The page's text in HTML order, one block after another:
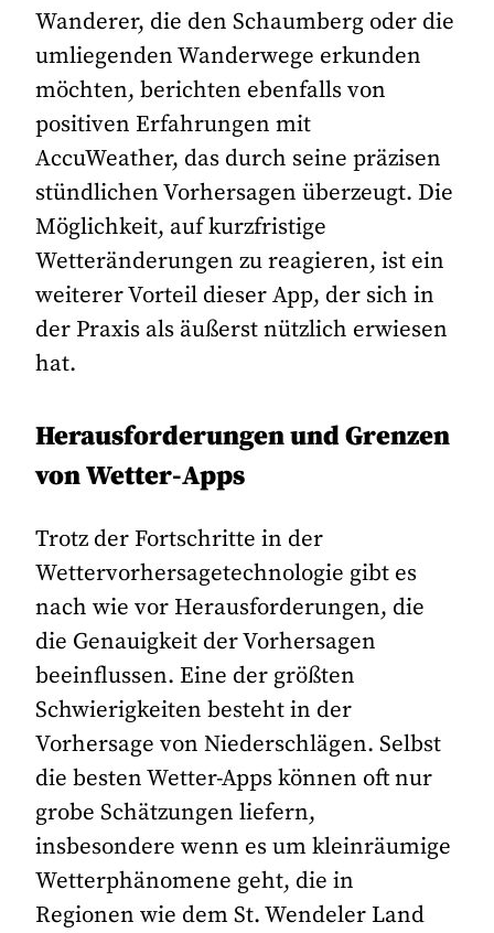
Wanderer, die den Schaumberg oder die
umliegenden Wanderwege erkunden
möchten, berichten ebenfalls von
positiven Erfahrungen mit
AccuWeather, das durch seine präzisen
stündlichen Vorhersagen überzeugt. Die
Möglichkeit, auf kurzfristige
Wetteränderungen zu reagieren, ist ein
weiterer Vorteil dieser App, der sich in
der Praxis als äußerst nützlich erwiesen
hat.
Herausforderungen und Grenzen
von Wetter-Apps
Trotz der Fortschritte in der
Wettervorhersagetechnologie gibt es
nach wie vor Herausforderungen, die
die Genauigkeit der Vorhersagen
beeinflussen. Eine der größten
Schwierigkeiten besteht in der
Vorhersage von Niederschlägen. Selbst
die besten Wetter-Apps können oft nur
grobe Schätzungen liefern,
insbesondere wenn es um kleinräumige
Wetterphänomene geht, die in
Regionen wie dem St. Wendeler Land